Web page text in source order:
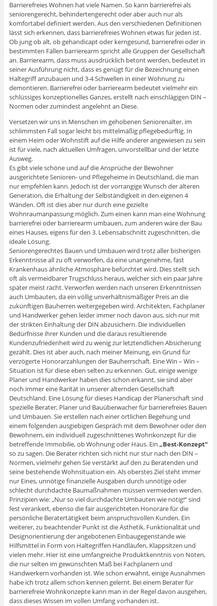
Barrierefreies Wohnen hat viele Namen. So kann barrierefrei als
seniorengerecht, behindertengerecht oder aber auch nur als
komfortabel definiert werden. Aus den verschiedenen Definitionen
lässt sich erkennen, dass barrierefreies Wohnen etwas für jeden ist.
Ob jung ob alt, ob gehandicapt oder kerngesund, barrierefrei oder in
bestimmten Fällen barrierearm spricht alle Gruppen der Gesellschaft
an. Barrierearm, dass muss ausdrücklich betont werden, bedeutet in
seiner Ausführung nicht, dass es genügt für die Bezeichnung einen
Haltegriff anzubauen und 3-4 Schwellen in einer Wohnung zu
demontieren. Barrierefrei oder barrierearm bedeutet vielmehr ein
schlüssiges konzeptionelles Ganzes, erstellt nach einschlägigen DIN –
Normen oder zumindest angelehnt an Diese.
Versetzen wir uns in Menschen im gehobenen Seniorenalter, im
schlimmsten Fall sogar leicht bis mittelmäßig pflegebedürftig. In
einem Heim oder Wohnstift auf die Hilfe anderer angewiesen zu sein
ist für viele, nach aktuellen Umfragen, unvorstellbar und der letzte
Ausweg.
Es gibt viele schöne und auf die Ansprüche der Bewohner
ausgerichtete Senioren- und Pflegeheime in Deutschland, die man
nur empfehlen kann. Jedoch ist der vorrangige Wunsch der älteren
Generation, die Erhaltung der Selbständigkeit in den eigenen 4
Wänden. Oft ist dies aber nur durch eine gezielte
Wohnraumanpassung möglich. Zum einen kann man eine Wohnung
barrierefrei oder barrierearm umbauen, zum anderen wäre der Bau
eines Hauses, eigens für den 3. Lebensabschnitt zugeschnitten, die
ideale Lösung.
Seniorengerechtes Bauen und Umbauen wird trotz aller bisherigen
Erkenntnisse all zu oft verworfen, da eine unangenehme, fast
Krankenhaus ähnliche Atmosphäre befürchtet wird. Dies stellt sich
oft als vermeidbarer Trugschluss heraus, welcher sich ein paar Jahre
später meist rächt. Verworfen werden nach unseren Erkenntnissen
auch Umbauten, da ein völlig unverhältnismäßiger Preis an die
zukünftigen Bauherren weitergegeben wird. Architekten, Fachplaner
und Handwerker gehen leider immer noch davon aus, sich nur mit
der strikten Einhaltung der DIN abzusichern. Die individuellen
Bedürfnisse ihrer Kunden und die daraus resultierende
Kundenzufriedenheit wird zu wenig zur letztendlichen Absicherung
gezählt. Dies ist aber auch, nach meiner Meinung, ein Grund für
verzögerte Honorarzahlungen der Bauherrschaft. Eine Win – Win –
Situation ist für diese eben selten zu erkennen. Gut, einige wenige
Planer und Handwerker haben dies schon erkannt, sie sind aber
noch immer eine Rarität in unserer alternden Gesellschaft
Deutschland. Eine Lösung für dieses Handicap der Planerschaft sind
spezielle Berater, Planer und Bauüberwacher für barrierefreies Bauen
und Umbauen. Sie erstellen nach einer örtlichen Begehung und
einem folgenden ausgiebigen Gespräch mit dem Bewohner oder den
Bewohnern, ein individuell zugeschnittenes Wohnkonzept für die
betreffende Immobilie, ob Wohnung oder Haus. Ein „Best-Konzept“
so zu sagen. Die Berater richten sich nicht nur stur nach den DIN –
Normen, vielmehr gehen Sie verstärkt auf den zu Beratenden und
seine bestehende Wohnsituation ein. Als oberstes Ziel steht immer
nur Eines, unnötige finanzielle Ausgaben durch unnötige oder
schlecht durchdachte Baumaßnahmen müssen vermieden werden.
Prinzipien wie: „Nur so viel durchdachte Umbauten wie nötig!“ sind
fest verankert, ebenso die fair ausgerichteten Honorare für die
persönliche Beratertätigkeit beim anspruchsvollen Kunden. Ein
weiterer, zu beachtender Punkt ist die Ästhetik, Funktionalität und
Designorientierung der angebotenen Einbaugegenstände wie
Hilfsmittel in Form von Haltegriffen Handläufen, Klappsitzen und
vielen mehr. Hier ist eine umfangreiche Produktkenntnis von Nöten,
die nur selten im gewünschten Maß bei Fachplanern und
Handwerkern vorhanden ist. Wie schon erwähnt, einige Ausnahmen
habe ich trotz allem schon kennen gelernt. Bei einem Berater für
barrierefreie Wohnkonzepte kann man in der Regel davon ausgehen,
dass dieses Wissen im vollen Umfang vorhanden ist.